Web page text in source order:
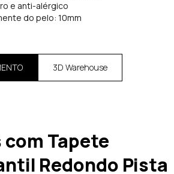
e anti-alérgico
do pelo: 10mm
3D Warehouse
Tapete
Redondo Pista